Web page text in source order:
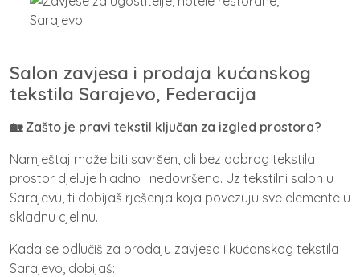
Salon zavjesa i prodaja kućanskog
tekstila Sarajevo, Federacija
🏡Zašto je pravi tekstil ključan za izgled prostora?
Namještaj može biti savršen, ali bez dobrog tekstila
prostor djeluje hladno i nedovršeno. Uz tekstilni salon u
Sarajevu , ti dobijaš rješenja koja povezuju sve elemente u
skladnu cjelinu.
Kada se odlučiš za prodaju zavjesa i kućanskog tekstila
Sarajevo , dobijaš: